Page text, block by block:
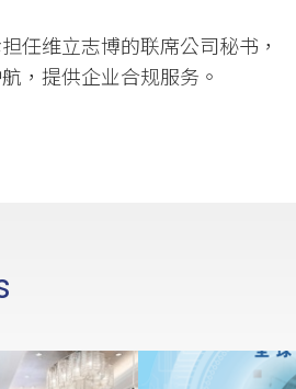
任维立志博的联席公司秘书，
，提供企业合规服务。